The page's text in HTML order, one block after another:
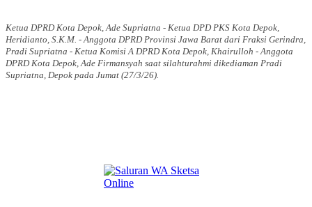
Ketua DPRD Kota Depok, Ade Supriatna - Ketua DPD PKS Kota Depok,
Heridianto, S.K.M. - Anggota DPRD Provinsi Jawa Barat dari Fraksi Gerindra,
Pradi Supriatna - Ketua Komisi A DPRD Kota Depok, Khairulloh - Anggota
DPRD Kota Depok, Ade Firmansyah saat silahturahmi dikediaman Pradi
Supriatna, Depok pada Jumat (27/3/26).